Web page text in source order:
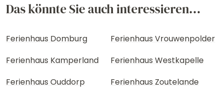
Das könnte Sie auch interessieren...
Ferienhaus Domburg
Ferienhaus Kamperland
Ferienhaus Ouddorp
Ferienhaus Vrouwenpolder
Ferienhaus Westkapelle
Ferienhaus Zoutelande